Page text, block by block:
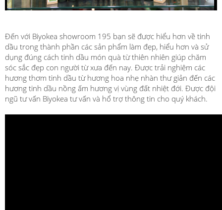
Đến với Biyokea showroom 195 bạn sẽ được hiểu hơn về tinh
dầu trong thành phần các sản phẩm làm đẹp, hiểu hơn và sử
dụng đúng cách tinh dầu món quà từ thiên nhiên giúp chăm
sóc sắc đẹp con người từ xưa đến nay. Được trải nghiệm các
hương thơm tinh dầu từ hương hoa nhẹ nhàn thư giản đến các
hương tinh dầu nồng ấm hương vị vùng đất nhiệt đới. Được đội
ngũ tư vấn Biyokea tư vấn và hổ trợ thông tin cho quý khách.